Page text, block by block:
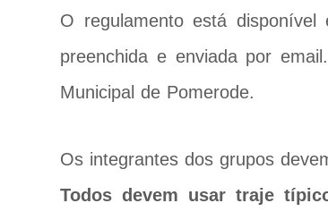
O regulamento está
preenchida e enviada por
Municipal de Pomerode.
Os integrantes dos grupos
Todos devem usar traje